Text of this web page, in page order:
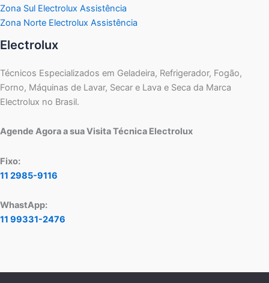
Zona Sul Electrolux Assistência
Zona Norte Electrolux Assistência
Electrolux
Técnicos Especializados em Geladeira, Refrigerador, Fogão,
Forno, Máquinas de Lavar, Secar e Lava e Seca da Marca
Electrolux no Brasil.
Agende Agora a sua Visita Técnica Electrolux
Fixo:
11 2985-9116
WhastApp:
11 99331-2476